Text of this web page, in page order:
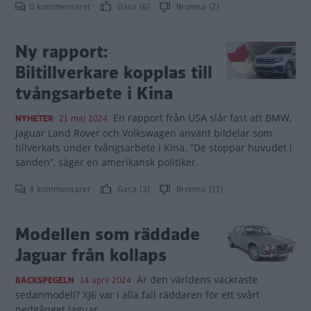
0 kommentarer Gasa (6) Bromsa (2)
Ny rapport:
Biltillverkare kopplas till
tvångsarbete i Kina
NYHETER 21 maj 2024 En rapport från USA slår fast att BMW,
Jaguar Land Rover och Volkswagen använt bildelar som
tillverkats under tvångsarbete i Kina. ”De stoppar huvudet i
sanden”, säger en amerikansk politiker.
3 kommentarer Gasa (3) Bromsa (11)
Modellen som räddade
Jaguar från kollaps
BACKSPEGELN 14 april 2024 Är den världens vackraste
sedanmodell? XJ6 var i alla fall räddaren för ett svårt